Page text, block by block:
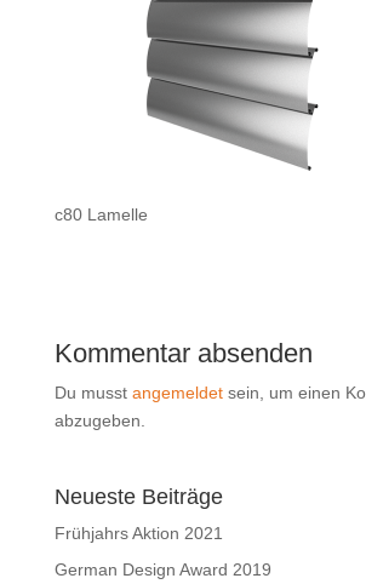
c80 Lamelle
Kommentar absenden
Du musst angemeldetsein, um einen
abzugeben.
Neueste Beiträge
Frühjahrs Aktion 2021
German Design Award 2019